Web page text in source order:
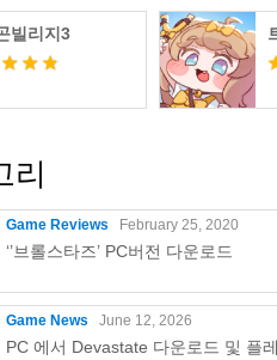
빌리지3
리
Game Reviews February 25, 2020
‘’브롤스타즈’ PC버전 다운로드
Game News June 12, 2026
PC 에서 Devastate 다운로드 및 플레